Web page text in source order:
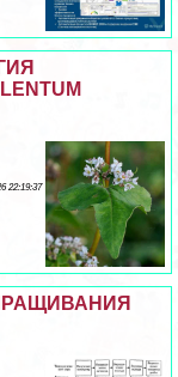
22:19:37